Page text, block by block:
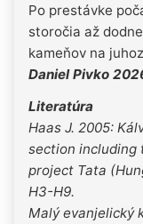
Po prestávke
storočia až
kameňov na
Daniel Pivko
Literatúra
Haas J. 2005:
section including
project Tata
H3-H9.
Malý evanjelický